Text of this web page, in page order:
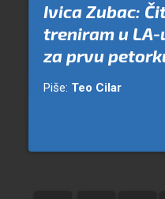
Ivica Zubac:
treniram u LA-
za prvu
Piše: Teo Cilar